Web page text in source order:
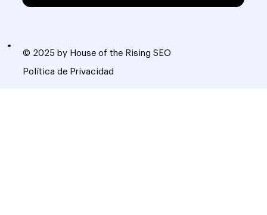
© 2025 by House of the Rising SEO
Política de Privacidad